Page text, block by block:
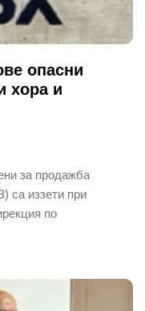
опасни
хора и
за продажба
са иззети при
по